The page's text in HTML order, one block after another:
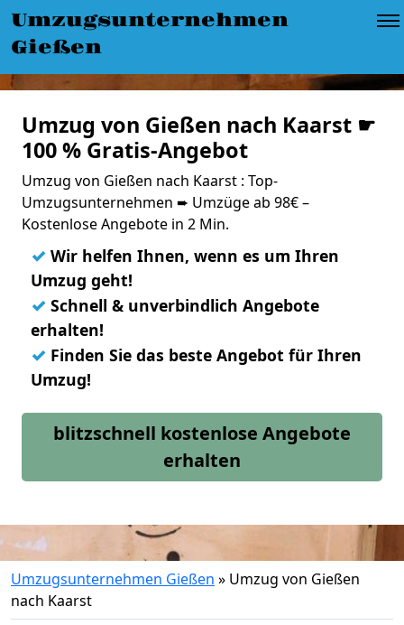
Umzugsunternehmen
Gießen
Umzug von Gießen nach Kaarst ☛
100 % Gratis-Angebot
Umzug von Gießen nach Kaarst : Top-
Umzugsunternehmen ➨ Umzüge ab 98€ –
Kostenlose Angebote in 2 Min.
✓ Wir helfen Ihnen, wenn es um Ihren
Umzug geht!
✓ Schnell & unverbindlich Angebote
erhalten!
✓ Finden Sie das beste Angebot für Ihren
Umzug!
blitzschnell kostenlose Angebote
erhalten
Umzugsunternehmen Gießen » Umzug von Gießen
nach Kaarst